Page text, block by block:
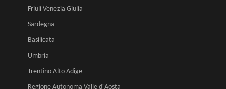
Friuli Venezia Giulia
Sardegna
Basilicata
Umbria
Trentino Alto Adige
Regione Autonoma Valle d´Aosta